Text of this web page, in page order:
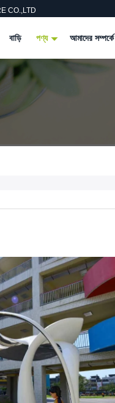
CO.,LTD
বাড়ি পণ্য আমাদের সম্পর্কে